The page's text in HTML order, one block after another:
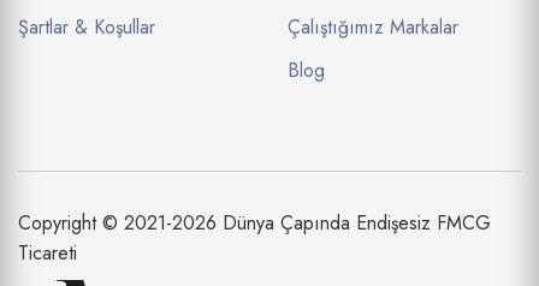
Şartlar & Koşullar
Çalıştığımız Markalar
Blog
Copyright © 2021-2026 Dünya Çapında Endişesiz FMCG
Ticareti